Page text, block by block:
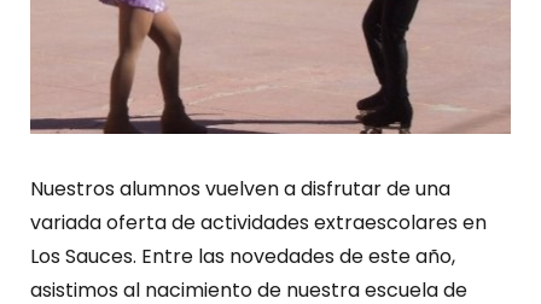
Nuestros alumnos vuelven a disfrutar de una
variada oferta de actividades extraescolares en
Los Sauces. Entre las novedades de este año,
asistimos al nacimiento de nuestra escuela de